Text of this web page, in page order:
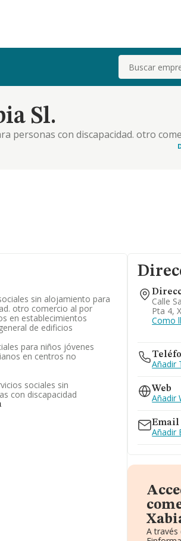
Buscar
Sl.
personas con discapacidad. otro
limpieza general de
sin alojamiento para
otro comercio al por
en establecimientos
de edificios
para niños jóvenes
en centros no
sociales sin
con discapacidad
Calle
Pta 4,
Como
Añadir
Web
Añadir
Email
Añadir
A